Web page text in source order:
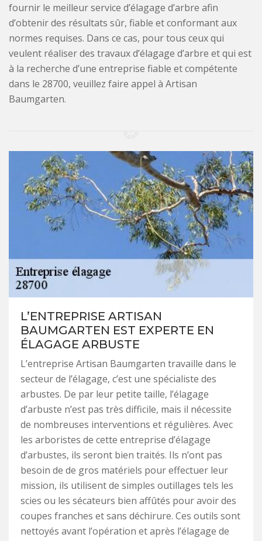
fournir le meilleur service d’élagage d’arbre afin
d’obtenir des résultats sûr, fiable et conformant aux
normes requises. Dans ce cas, pour tous ceux qui
veulent réaliser des travaux d’élagage d’arbre et qui est
à la recherche d’une entreprise fiable et compétente
dans le 28700, veuillez faire appel à Artisan
Baumgarten.
L’ENTREPRISE ARTISAN
BAUMGARTEN EST EXPERTE EN
ÉLAGAGE ARBUSTE
L’entreprise Artisan Baumgarten travaille dans le
secteur de l’élagage, c’est une spécialiste des
arbustes. De par leur petite taille, l’élagage
d’arbuste n’est pas très difficile, mais il nécessite
de nombreuses interventions et régulières. Avec
les arboristes de cette entreprise d’élagage
d’arbustes, ils seront bien traités. Ils n’ont pas
besoin de de gros matériels pour effectuer leur
mission, ils utilisent de simples outillages tels les
scies ou les sécateurs bien affûtés pour avoir des
coupes franches et sans déchirure. Ces outils sont
nettoyés avant l’opération et après l’élagage de